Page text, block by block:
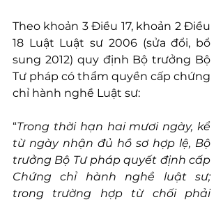
Theo khoản 3 Điều 17, khoản 2 Điều
18 Luật Luật sư 2006 (sửa đổi, bổ
sung 2012) quy định Bộ trưởng Bộ
Tư pháp có thẩm quyền cấp chứng
chỉ hành nghề Luật sư:
“Trong thời hạn hai mươi ngày, kể
từ ngày nhận đủ hồ sơ hợp lệ, Bộ
trưởng Bộ Tư pháp quyết định cấp
Chứng chỉ hành nghề luật sư;
trong trường hợp từ chối phải